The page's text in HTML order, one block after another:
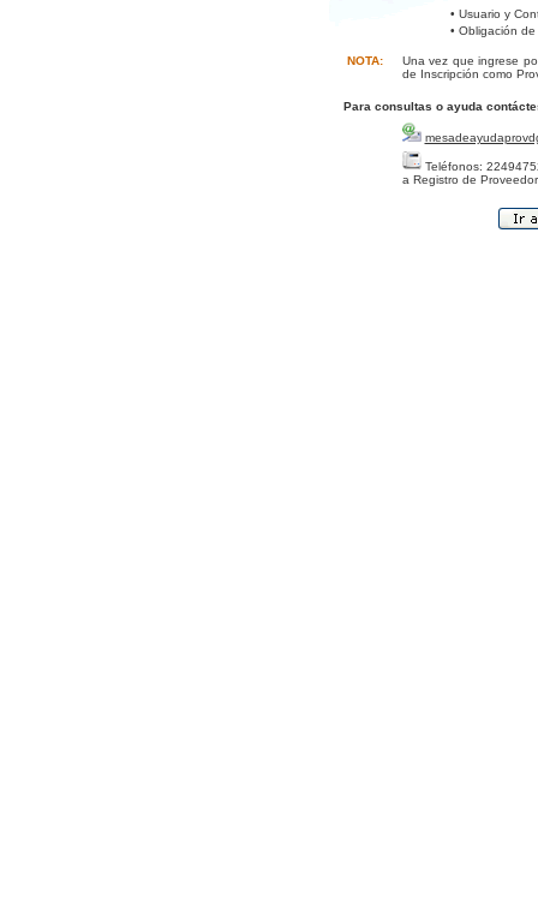
• Usuario y
• Obligación
NOTA:
Una vez que ingrese
de Inscripción como
Para consultas o ayuda
Teléfonos:
a Registro de